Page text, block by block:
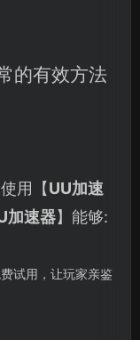
的有效方法
用【UU加速
加速器】能够:
试用，让玩家亲鉴